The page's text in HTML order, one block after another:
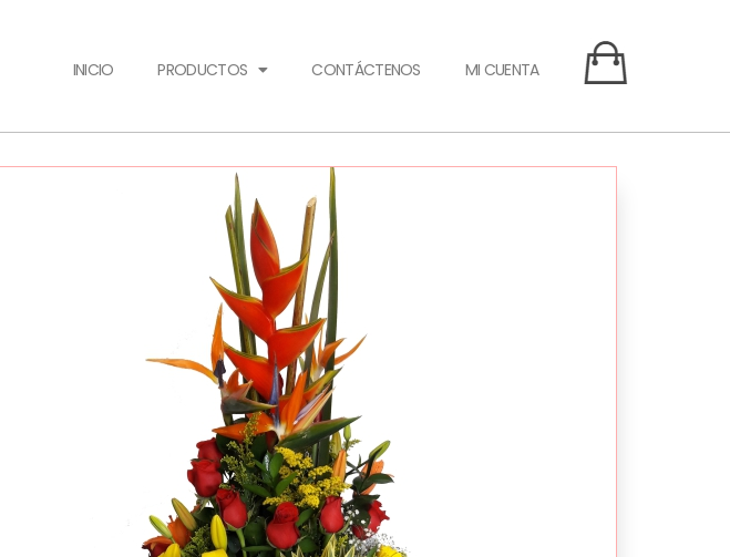
INICIO PRODUCTOS CONTÁCTENOS MI CUENTA